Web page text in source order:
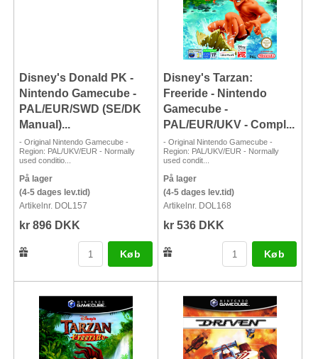
Disney's Donald PK -
Nintendo Gamecube -
PAL/EUR/SWD (SE/DK
Manual)...
- Original Nintendo Gamecube -
Region: PAL/UKV/EUR - Normally
used conditio...
På lager
(4-5 dages lev.tid)
Artikelnr. DOL157
kr 896 DKK
Køb
Disney's Tarzan:
Freeride - Nintendo
Gamecube -
PAL/EUR/UKV - Compl...
- Original Nintendo Gamecube -
Region: PAL/UKV/EUR - Normally
used condit...
På lager
(4-5 dages lev.tid)
Artikelnr. DOL168
kr 536 DKK
Køb